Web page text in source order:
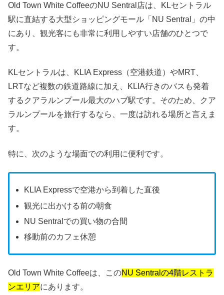
Old Town White CoffeeのNU Sentral店は、KLセントラル
駅に直結する大型ショッピングモール「NU Sentral」の中
にあり、観光客にも非常に利用しやすい店舗のひとつで
す。
KLセントラルは、KLIA Express（空港鉄道）やMRT、
LRTなど複数の鉄道路線に加え、KLIA行きのバスも発着
するクアラルンプール最大のハブ駅です。そのため、クア
ラルンプールを旅行するなら、一度は訪れる場所と言えま
す。
特に、次のような場面での利用に便利です。
KLIA Expressで空港から到着した直後
観光に出かける前の朝食
NU Sentralでの買い物の合間
移動前のカフェ休憩
Old Town White Coffeeは、このNU Sentralの4階レストラ
ンエリアにあります。